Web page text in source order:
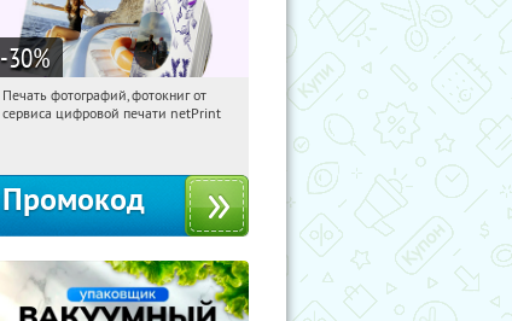
-30%
05:02:27 Получили:
Печать фотографий, фотокниг от
сервиса цифровой печати netPrint
Промокод